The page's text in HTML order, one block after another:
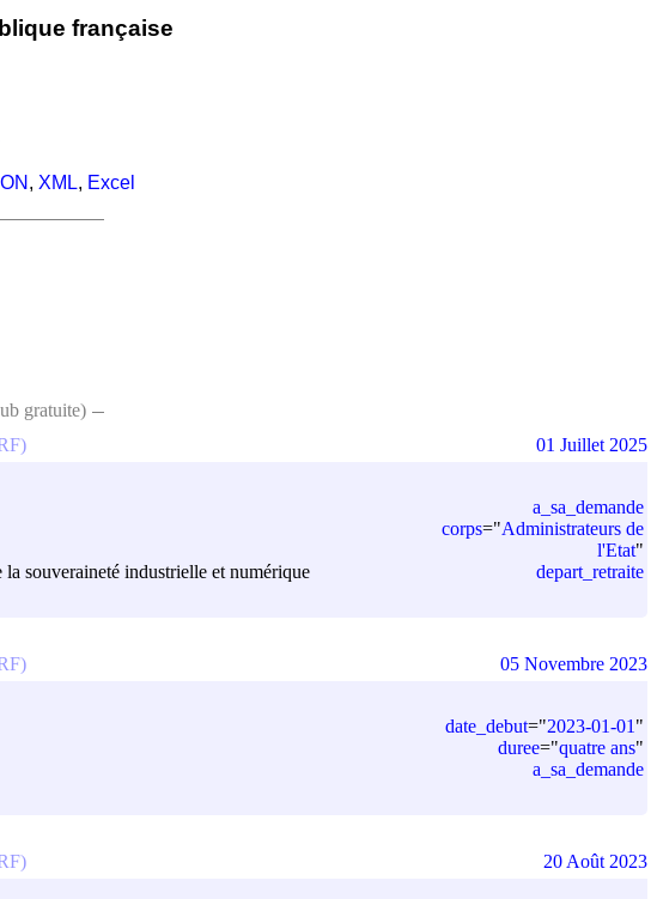
française
, XML, Excel
gratuite)
souveraineté industrielle et numérique
a_sa_demande
corps="Administrateurs de
l'Etat"
depart_retraite
01 Juillet 2025
date_debut="2023-01-01 "
duree="quatre ans"
a_sa_demande
05 Novembre 2023
20 Août 2023